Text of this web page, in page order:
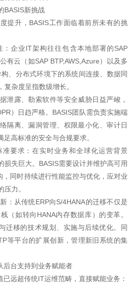
BASIS新挑战
提升，BASIS工作面临着前所未有的挑
企业IT架构往往包含本地部署的SAP
有云（如SAP BTP,AWS,Azure）以及多
、分布式环境下的系统间连接、数据同
杂度呈指数级增长。
泄露、勒索软件等安全威胁日益严峻，
）日趋严格。BASIS团队需负责实施端
隔离、漏洞管理、权限最小化、审计日
高标准的安全与合规要求。
要求：在实时业务和全球化运营背景
损失巨大。BASIS需要设计并维护高可用
，同时持续进行性能监控与优化，应对业
力。
：从传统ERP向S/4HANA的迁移不仅是
（如转向HANA内存数据库）的变革。
迁移的技术规划、实施与后续优化。同
等平台的扩展创新，管理新旧系统的集
后台支持到业务赋能者
远超传统IT运维范畴，直接赋能业务：